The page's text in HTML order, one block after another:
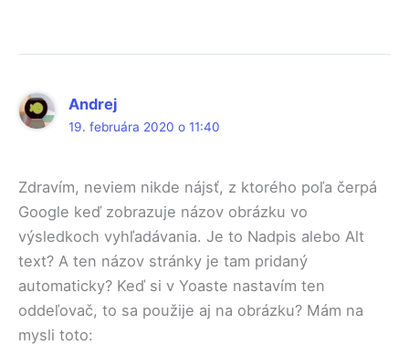
Andrej
19. februára 2020 o 11:40
Zdravím, neviem nikde nájsť, z ktorého poľa čerpá
Google keď zobrazuje názov obrázku vo
výsledkoch vyhľadávania. Je to Nadpis alebo Alt
text? A ten názov stránky je tam pridaný
automaticky? Keď si v Yoaste nastavím ten
oddeľovač, to sa použije aj na obrázku? Mám na
mysli toto: